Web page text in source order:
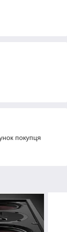
покупця